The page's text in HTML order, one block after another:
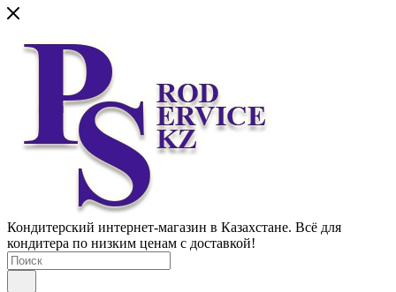
Кондитерский интернет-магазин в Казахстане. Всё для
кондитера по низким ценам с доставкой!